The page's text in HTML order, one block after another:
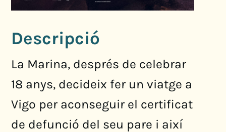
Descripció
La Marina, després de celebrar
18 anys, decideix fer un viatge a
Vigo per aconseguir el certificat
de defunció del seu pare i així